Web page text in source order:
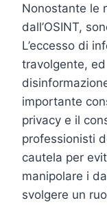
Nonostante le
dall’OSINT,
L’eccesso di
travolgente,
importante
privacy e il
professionisti
cautela per
manipolare i
svolgere un